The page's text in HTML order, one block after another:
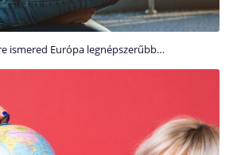
ismered Európa legnépszerűbb…